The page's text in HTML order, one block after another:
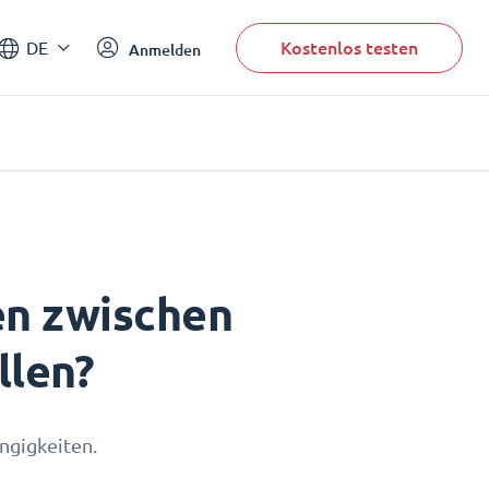
DE Anmelden Kostenlos testen
zwischen